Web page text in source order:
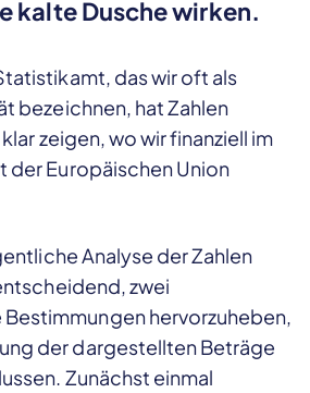
kalte Dusche wirken.
das wir oft als
bezeichnen, hat Zahlen
zeigen, wo wir finanziell im
der Europäischen Union
Analyse der Zahlen
zwei
hervorzuheben,
der dargestellten Beträge
Zunächst einmal